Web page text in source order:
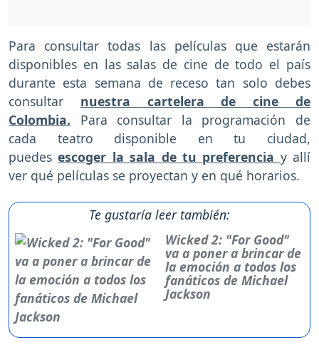
Para consultar todas las películas que estarán
disponibles en las salas de cine de todo el país
durante esta semana de receso tan solo debes
consultar nuestra cartelera de cine de
Colombia. Para consultar la programación de
cada teatro disponible en tu ciudad,
puedesescoger la sala de tu preferencia y allí
ver qué películas se proyectan y en qué horarios.
Te gustaría leer también:
Wicked 2: "For Good"
va a poner a brincar de
la emoción a todos los
fanáticos de Michael
Jackson